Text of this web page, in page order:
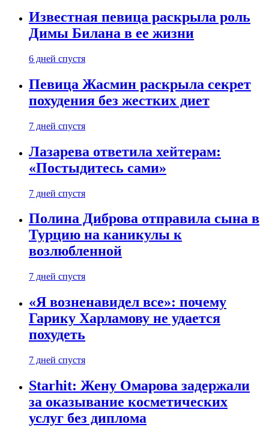
Известная певица раскрыла роль
Димы Билана в ее жизни
6 дней спустя
Певица Жасмин раскрыла секрет
похудения без жестких диет
7 дней спустя
Лазарева ответила хейтерам:
«Постыдитесь сами»
7 дней спустя
Полина Диброва отправила сына в
Турцию на каникулы к
возлюбленной
7 дней спустя
«Я возненавидел все»: почему
Гарику Харламову не удается
похудеть
7 дней спустя
Starhit: Жену Омарова задержали
за оказывание косметических
услуг без диплома